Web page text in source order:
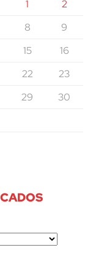
1
2
8
9
15
16
22
23
29
30